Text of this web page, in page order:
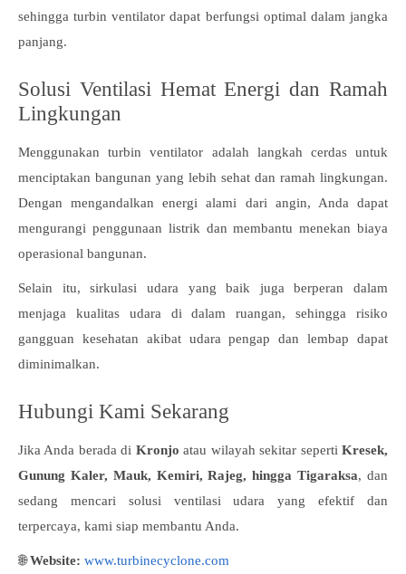
sehingga turbin ventilator dapat berfungsi optimal dalam jangka
panjang.
Solusi Ventilasi Hemat Energi dan Ramah
Lingkungan
Menggunakan turbin ventilator adalah langkah cerdas untuk
menciptakan bangunan yang lebih sehat dan ramah lingkungan.
Dengan mengandalkan energi alami dari angin, Anda dapat
mengurangi penggunaan listrik dan membantu menekan biaya
operasional bangunan.
Selain itu, sirkulasi udara yang baik juga berperan dalam
menjaga kualitas udara di dalam ruangan, sehingga risiko
gangguan kesehatan akibat udara pengap dan lembap dapat
diminimalkan.
Hubungi Kami Sekarang
Jika Anda berada di Kronjo atau wilayah sekitar sepertiKresek,
Gunung Kaler, Mauk, Kemiri, Rajeg, hingga Tigaraksa, dan
sedang mencari solusi ventilasi udara yang efektif dan
terpercaya, kami siap membantu Anda.
🌐Website: www.turbinecyclone.com